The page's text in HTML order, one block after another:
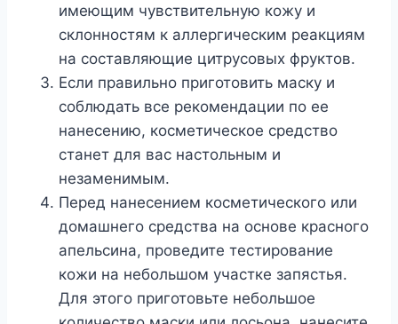
имеющим чувствительную кожу и
склонностям к аллергическим реакциям
на составляющие цитрусовых фруктов.
Если правильно приготовить маску и
соблюдать все рекомендации по ее
нанесению, косметическое средство
станет для вас настольным и
незаменимым.
Перед нанесением косметического или
домашнего средства на основе красного
апельсина, проведите тестирование
кожи на небольшом участке запястья.
Для этого приготовьте небольшое